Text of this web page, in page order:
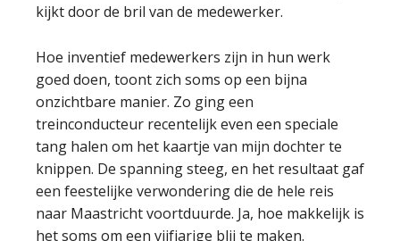
kijkt door de bril van de medewerker.
Hoe inventief medewerkers zijn in hun werk
goed doen, toont zich soms op een bijna
onzichtbare manier. Zo ging een
treinconducteur recentelijk even een speciale
tang halen om het kaartje van mijn dochter te
knippen. De spanning steeg, en het resultaat gaf
een feestelijke verwondering die de hele reis
naar Maastricht voortduurde. Ja, hoe makkelijk is
het soms om een vijfjarige blij te maken.